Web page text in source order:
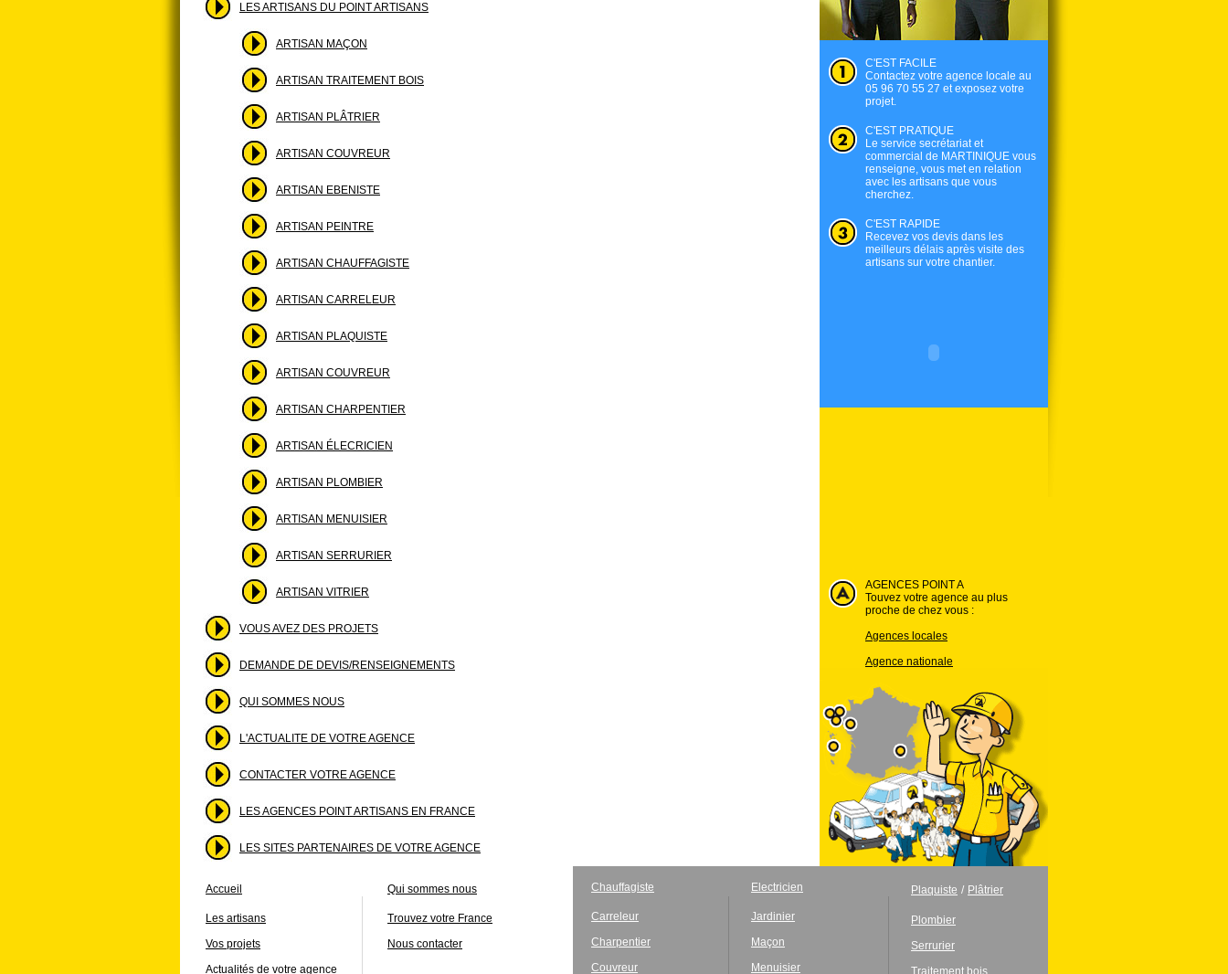
LES ARTISANS DU POINT ARTISANS
ARTISAN MAÇON
ARTISAN TRAITEMENT BOIS
ARTISAN PLÂTRIER
ARTISAN COUVREUR
ARTISAN EBENISTE
ARTISAN PEINTRE
ARTISAN CHAUFFAGISTE
ARTISAN CARRELEUR
ARTISAN PLAQUISTE
ARTISAN COUVREUR
ARTISAN CHARPENTIER
ARTISAN ÉLECRICIEN
ARTISAN PLOMBIER
ARTISAN MENUISIER
ARTISAN SERRURIER
ARTISAN VITRIER
VOUS AVEZ DES PROJETS
DEMANDE DE DEVIS/RENSEIGNEMENTS
QUI SOMMES NOUS
L'ACTUALITE DE VOTRE AGENCE
CONTACTER VOTRE AGENCE
LES AGENCES POINT ARTISANS EN FRANCE
LES SITES PARTENAIRES DE VOTRE AGENCE
C'EST FACILE
Contactez votre agence locale au
05 96 70 55 27 et exposez votre
projet.
C'EST PRATIQUE
Le service secrétariat et
commercial de MARTINIQUE vous
renseigne, vous met en relation
avec les artisans que vous
cherchez.
C'EST RAPIDE
Recevez vos devis dans les
meilleurs délais après visite des
artisans sur votre chantier.
AGENCES POINT A
Touvez votre agence au plus
proche de chez vous :
Agences locales
Agence nationale
Accueil
Les artisans
Vos projets
Actualités de votre agence
Qui sommes nous
Trouvez votre France
Nous contacter
Chauffagiste
Carreleur
Charpentier
Couvreur
Electricien
Jardinier
Maçon
Menuisier
Plaquiste / Plâtrier
Plombier
Serrurier
Traitement bois